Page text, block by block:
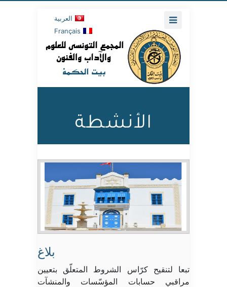
العربية
Français
الأنشطة
بلاغ
تبعا لتنقيح كرّاس الشروط المتعلّق بتعيين
مراقبي حسابات المؤسّسات والمنشآت